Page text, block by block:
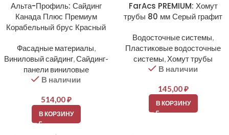
Альта-Профиль: Сайдинг
Канада Плюс Премиум
Корабельный брус Красный
Фасадные материалы,
Виниловый сайдинг,Сайдинг-
панели виниловые
В наличии
514,00₽
В КОРЗИНУ
FarAcs PREMIUM: Хомут
трубы 80 мм Серый графит
Водосточные системы,
Пластиковые водосточные
системы, Хомут трубы
В наличии
145,00₽
В КОРЗИНУ